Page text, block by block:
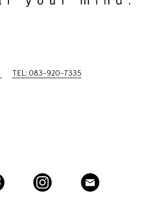
TEL: 083-920-7335